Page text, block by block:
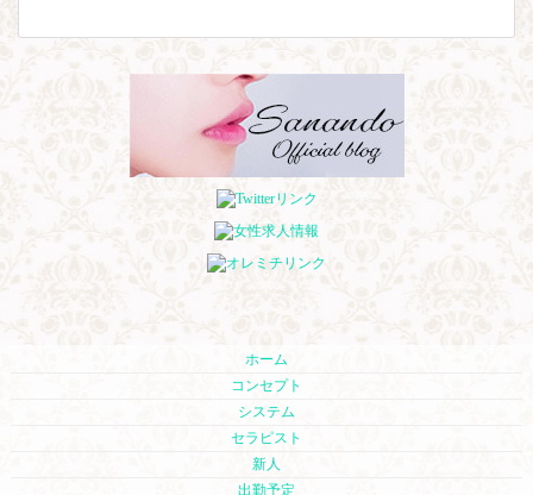
ホーム
コンセプト
システム
セラピスト
新人
出勤予定